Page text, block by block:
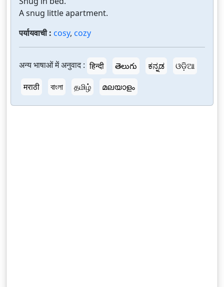
A snug little apartment.
पर्यायवाची : cosy, cozy
अन्य भाषाओं में अनुवाद : हिन्दी తెలుగు ಕನ್ನಡ
ଓଡ଼ିଆ
मराठी
বাংলা தமிழ் മലയാളം